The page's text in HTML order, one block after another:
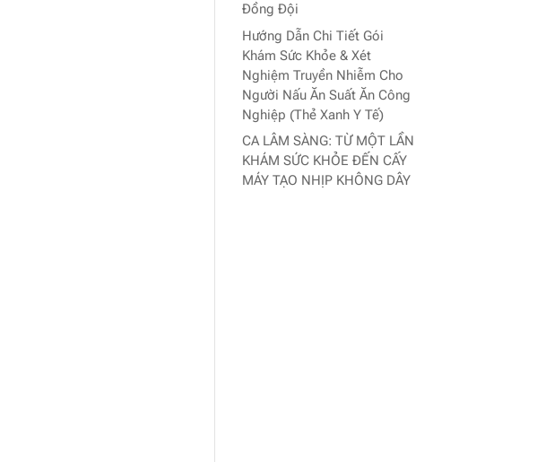
Đồng Đội
Hướng Dẫn Chi Tiết Gói
Khám Sức Khỏe & Xét
Nghiệm Truyền Nhiễm Cho
Người Nấu Ăn Suất Ăn Công
Nghiệp (Thẻ Xanh Y Tế)
CA LÂM SÀNG: TỪ MỘT LẦN
KHÁM SỨC KHỎE ĐẾN CẤY
MÁY TẠO NHỊP KHÔNG DÂY